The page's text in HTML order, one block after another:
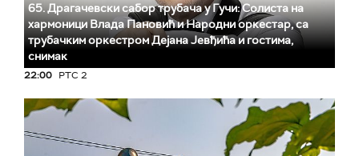
65. Драгачевски сабор трубача у Гучи: Солиста на
хармоници Влада Пановић и Народни оркестар, са
трубачким оркестром Дејана Јевђића и гостима,
снимак
22:00 РТС 2